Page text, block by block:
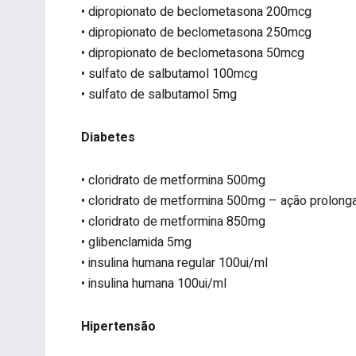
• dipropionato de beclometasona 200mcg
• dipropionato de beclometasona 250mcg
• dipropionato de beclometasona 50mcg
• sulfato de salbutamol 100mcg
• sulfato de salbutamol 5mg
Diabetes
• cloridrato de metformina 500mg
• cloridrato de metformina 500mg – ação
• cloridrato de metformina 850mg
• glibenclamida 5mg
• insulina humana regular 100ui/ml
• insulina humana 100ui/ml
Hipertensão